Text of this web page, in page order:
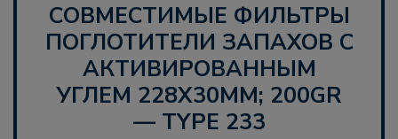
СОВМЕСТИМЫЕ ФИЛЬТРЫ
ПОГЛОТИТЕЛИ ЗАПАХОВ С
АКТИВИРОВАННЫМ
УГЛЕМ 228X30MM; 200GR
— TYPE 233